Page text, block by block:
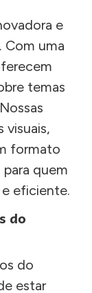
e
Com uma
temas
visuais,
formato
quem
eficiente.
do
do
estar